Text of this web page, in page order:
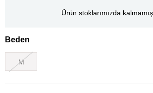
Ürün stoklarımızda
Beden
M